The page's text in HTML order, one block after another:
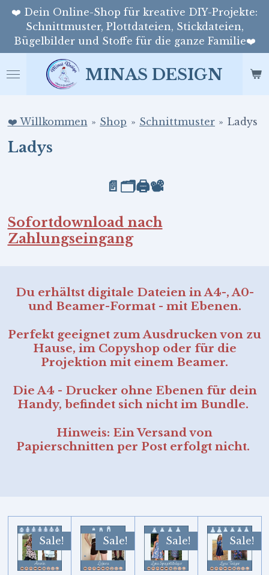
Zum
Hauptinhalt
springen
MINAS DESIGN
❤️ Dein Online-Shop für kreative DIY-Projekte:
Schnittmuster, Plottdateien, Stickdateien,
Bügelbilder und Stoffe für die ganze Familie❤️
❤️ Willkommen » Shop » Schnittmuster » Ladys
Ladys
📄🗂️🖨️📽️
Sofortdownload nach
Zahlungseingang
Du erhältst digitale Dateien in A4-, A0-
und Beamer-Format - mit Ebenen.
Perfekt geeignet zum Ausdrucken von zu
Hause, im Copyshop oder für die
Projektion mit einem Beamer.
Die A4 - Drucker ohne Ebenen für dein
Handy, befindet sich nicht im Bundle.
Hinweis: Ein Versand von
Papierschnitten per Post erfolgt nicht.
Sale! Sale! Sale! Sale!